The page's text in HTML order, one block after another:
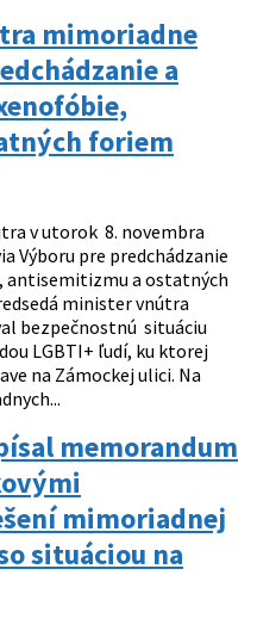
mimoriadne
a
foriem
v utorok 8. novembra
Výboru pre predchádzanie
antisemitizmu a ostatných
minister vnútra
bezpečnostnú situáciu
LGBTI+ ľudí, ku ktorej
na Zámockej ulici. Na
memorandum
mimoriadnej
situáciou na